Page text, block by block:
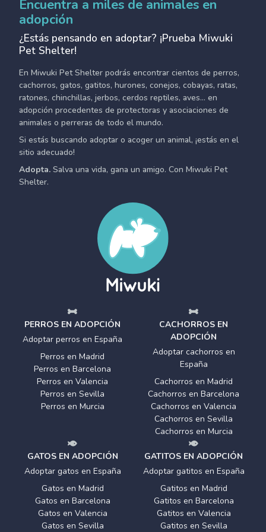
Encuentra a miles de animales en
adopción
¿Estás pensando en adoptar? ¡Prueba Miwuki
Pet Shelter!
En Miwuki Pet Shelter podrás encontrar cientos de perros,
cachorros, gatos, gatitos, hurones, conejos, cobayas, ratas,
ratones, chinchillas, jerbos, cerdos reptiles, aves... en
adopción procedentes de protectoras y asociaciones de
animales o perreras de todo el mundo.
Si estás buscando adoptar o acoger un animal, ¡estás en el
sitio adecuado!
Adopta. Salva una vida, gana un amigo. Con Miwuki Pet
Shelter.
PERROS EN ADOPCIÓN
Adoptar perros en España
Perros en Madrid
Perros en Barcelona
Perros en Valencia
Perros en Sevilla
Perros en Murcia
CACHORROS EN
ADOPCIÓN
Adoptar cachorros en
España
Cachorros en Madrid
Cachorros en Barcelona
Cachorros en Valencia
Cachorros en Sevilla
Cachorros en Murcia
GATOS EN ADOPCIÓN
Adoptar gatos en España
Gatos en Madrid
Gatos en Barcelona
Gatos en Valencia
Gatos en Sevilla
GATITOS EN ADOPCIÓN
Adoptar gatitos en España
Gatitos en Madrid
Gatitos en Barcelona
Gatitos en Valencia
Gatitos en Sevilla